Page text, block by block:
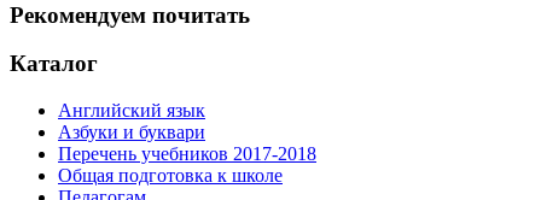
Рекомендуем почитать
Каталог
Английский язык
Азбуки и буквари
Перечень учебников 2017-2018
Общая подготовка к школе